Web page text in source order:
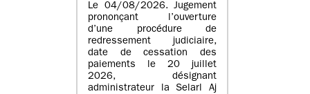
Le 04/08/2026. Jugement
prononçant l’ouverture
d’une procédure de
redressement judiciaire,
date de cessation des
paiements le 20 juillet
2026, désignant
administrateur la Selarl Aj